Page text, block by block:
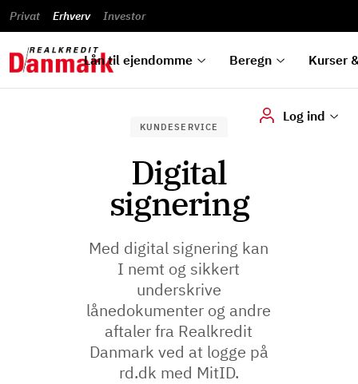
Privat Erhverv Investor
Lån til ejendomme Beregn Kurser
Log ind
Banklån
Alle
låntyper
Beregn
Beregn
lån
Renteprognose
Bestil
kursovervågning
Nyheder
og
analyser
Priser
&
vilkår
KUNDESERVICE
Digital
signering
Med digital signering kan
I nemt og sikkert
underskrive
lånedokumenter og andre
aftaler fra Realkredit
Danmark ved at logge på
rd.dk med MitID.